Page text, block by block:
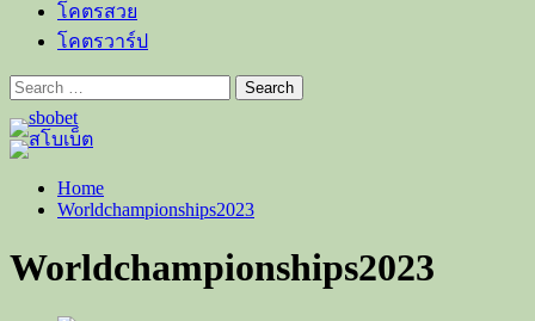
โคตรสวย
โคตรวาร์ป
Search
for:
Home
Worldchampionships2023
Worldchampionships2023